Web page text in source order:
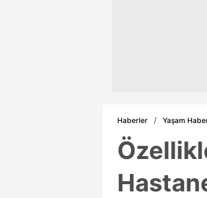
Haberler Yaşam